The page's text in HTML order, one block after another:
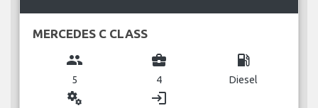
MERCEDES C CLASS
group
5
business_center
4
local_gas_station
Diesel
miscellaneous_services login